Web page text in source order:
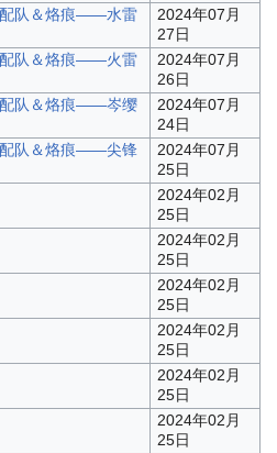
配队＆烙痕——水雷
2024年07月
27日
配队＆烙痕——火雷
2024年07月
26日
配队＆烙痕——岑缨
2024年07月
24日
配队＆烙痕——尖锋
2024年07月
25日
2024年02月
25日
2024年02月
25日
2024年02月
25日
2024年02月
25日
2024年02月
25日
2024年02月
25日